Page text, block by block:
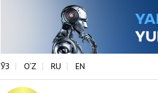
ЎЗ O‘Z RU EN